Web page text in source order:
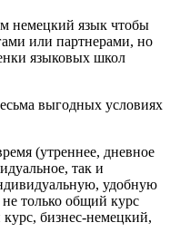
немецкий язык чтобы
или партнерами, но
языковых школ
выгодных условиях
(утреннее, дневное
так и
удобную
только общий курс
бизнес-немецкий,